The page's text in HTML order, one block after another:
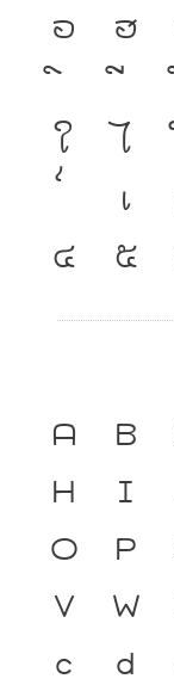
อ
ฮ
ใ
ไ
เ
๔
๕
A B
H
I
O
P
V
W
c
d